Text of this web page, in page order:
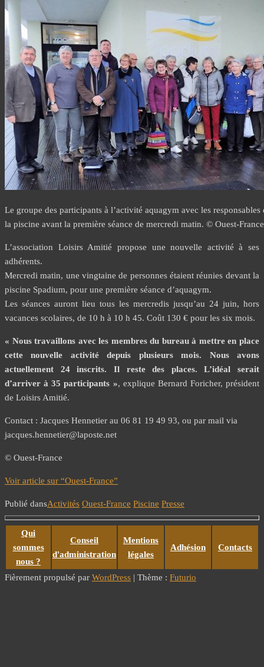
Le groupe des participants à l’activité aquagym avec les responsables
la piscine avant la première séance de mercredi matin. © Ouest-France
L’association Loisirs Amitié propose une nouvelle activité à ses
adhérents.
Mercredi matin, une vingtaine de personnes étaient réunies devant la
piscine Spadium, pour une première séance d’aquagym.
Les séances auront lieu tous les mercredis jusqu’au 24 juin, hors
vacances scolaires, de 10 h à 10 h 45. Coût 130 € pour les six mois.
« Nous travaillons avec les membres du bureau à mettre en place
cette nouvelle activité depuis plusieurs mois. Nous avons
actuellement 24 inscrits. Il reste des places. L’idéal serait
d’arriver à 35 participants », explique Bernard Foricher, président
de Loisirs Amitié.
Contact : Jacques Hennetier au 06 81 19 49 93, ou par mail via
jacques.hennetier@laposte.net
© Ouest-France
Voir article sur “Ouest-France”
Publié dansActivités Ouest-France Piscine Presse
Qui
sommes
nous ?
Conseil
d'administration
Mentions
légales
Adhésion Contacts
Fièrement propulsé par WordPress | Thème : Futurio